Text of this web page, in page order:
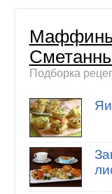
Маффины
Подборка